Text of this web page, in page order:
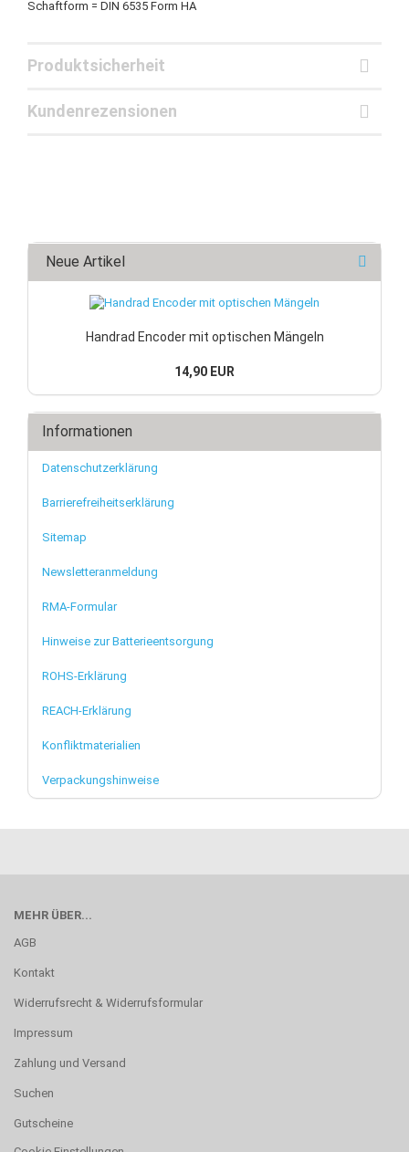
Schaftform = DIN 6535 Form HA
Produktsicherheit
Kundenrezensionen
Neue Artikel
Handrad Encoder mit optischen Mängeln
14,90 EUR
Informationen
Datenschutzerklärung
Barrierefreiheitserklärung
Sitemap
Newsletteranmeldung
RMA-Formular
Hinweise zur Batterieentsorgung
ROHS-Erklärung
REACH-Erklärung
Konfliktmaterialien
Verpackungshinweise
MEHR ÜBER...
AGB
Kontakt
Widerrufsrecht & Widerrufsformular
Impressum
Zahlung und Versand
Suchen
Gutscheine